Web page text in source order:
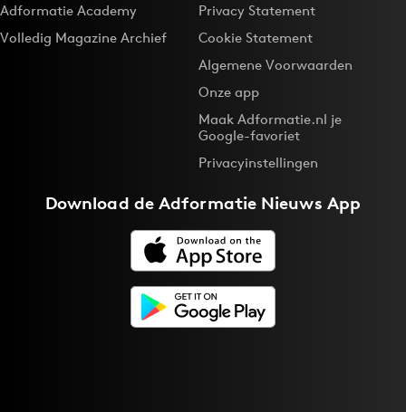
Adformatie Academy
Volledig Magazine Archief
Privacy Statement
Cookie Statement
Algemene Voorwaarden
Onze app
Maak Adformatie.nl je
Google-favoriet
Privacyinstellingen
Download deAdformatie Nieuws App